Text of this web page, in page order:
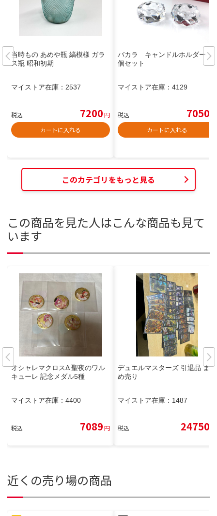
当時もの あめや瓶 縞模様 ガラ
ス瓶 昭和初期
マイストア在庫： 2537
税込 7200円
カートに入れる
バカラ キャンドルホルダー 2
個セット
マイストア在庫： 4129
税込 7050
カートに入れる
このカテゴリをもっと見る
この商品を見た人はこんな商品も見て
います
オシャレマクロスΔ 聖夜のワル
キューレ 記念メダル5種
マイストア在庫： 4400
税込 7089円
デュエルマスターズ 引退品 まと
め売り
マイストア在庫： 1487
税込 24750
近くの売り場の商品